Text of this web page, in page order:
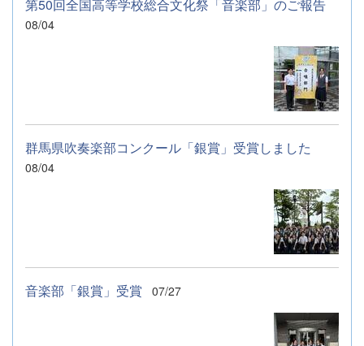
第50回全国高等学校総合文化祭「音楽部」のご報告
08/04
群馬県吹奏楽部コンクール「銀賞」受賞しました
08/04
音楽部「銀賞」受賞 07/27